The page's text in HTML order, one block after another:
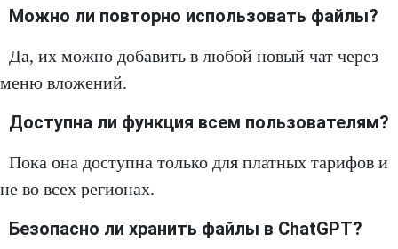
Можно ли повторно использовать файлы?
Да, их можно добавить в любой новый чат через
меню вложений.
Доступна ли функция всем пользователям?
Пока она доступна только для платных тарифов и
не во всех регионах.
Безопасно ли хранить файлы в ChatGPT?